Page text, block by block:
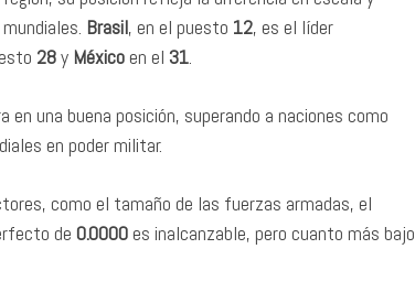
Brasil, en el puesto 12, es el líder
28y Méxicoen el 31
una buena posición, superando a naciones como
en poder militar.
como el tamaño de las fuerzas armadas, el
de 0.0000es inalcanzable, pero cuanto más bajo